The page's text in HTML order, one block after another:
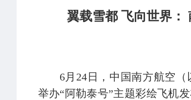
翼载雪都 飞向世界：
6月24日，中国南方航空
举办“阿勒泰号”主题彩绘飞机